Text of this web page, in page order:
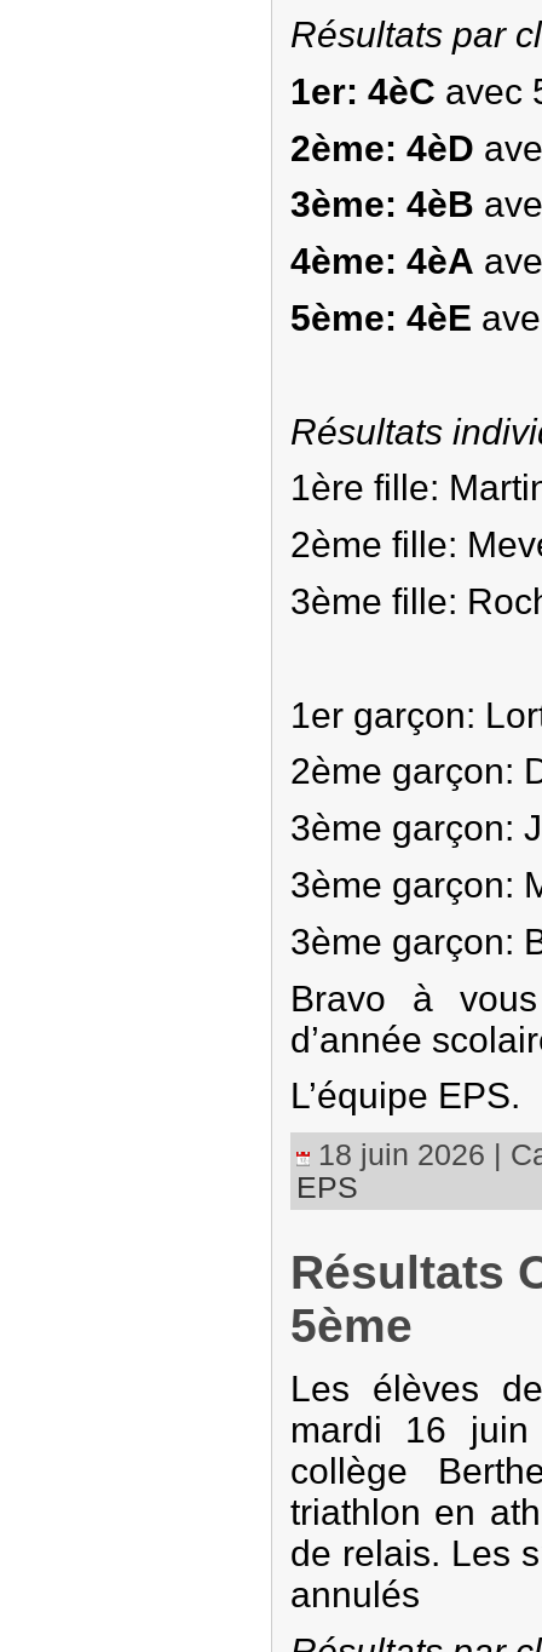
Résultats par
1er: 4èC avec
2ème: 4èD
3ème: 4èB
4ème: 4èA
5ème: 4èE
Résultats
1ère fille:
2ème fille:
3ème fille:
1er garçon:
2ème garçon:
3ème garçon:
3ème garçon:
3ème garçon:
Bravo à
d’année
L’équipe EPS.
18 juin 2026 |
EPS
Résultats
5ème
Les élèves
mardi 16
collège
triathlon en
de relais. Les
annulés